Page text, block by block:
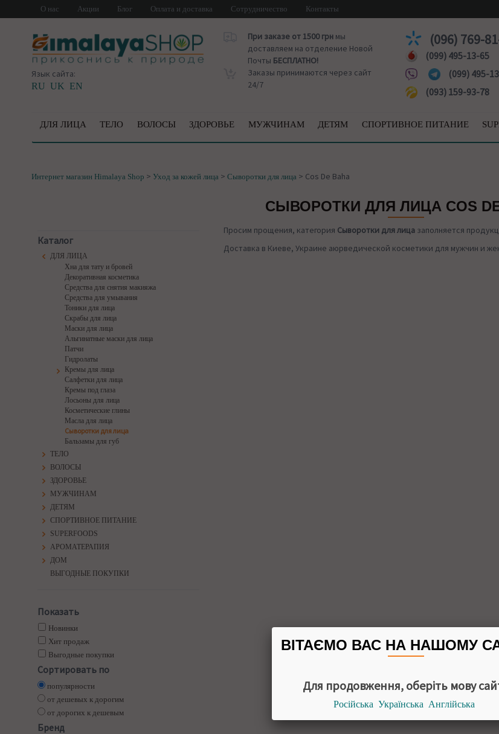
О нас Акции Блог Оплата и доставка Сотрудничество Контакты
Язык сайта:
RU UK EN
При заказе от 1500 грнмы
доставляем на отделение Новой
Почты БЕСПЛАТНО!
Заказы принимаются через сайт
24/7
(096) 769-
(099) 495-13-65
(099) 495-
(093) 159-93-78
ДЛЯ ЛИЦА ТЕЛО ВОЛОСЫ ЗДОРОВЬЕ МУЖЧИНАМ ДЕТЯМ СПОРТИВНОЕ ПИТАНИЕ
Интернет магазин Himalaya Shop > Уход за кожей лица > Сыворотки для лица > Cos De Baha
СЫВОРОТКИ ДЛЯ ЛИЦА COS
Каталог
ДЛЯ ЛИЦА
Хна для тату и бровей
Декоративная косметика
Средства для снятия макияжа
Средства для умывания
Тоники для лица
Скрабы для лица
Маски для лица
Альгинатные маски для лица
Патчи
Гидролаты
Кремы для лица
Салфетки для лица
Кремы под глаза
Лосьоны для лица
Косметические глины
Масла для лица
Сыворотки для лица
Бальзамы для губ
ТЕЛО
ВОЛОСЫ
ЗДОРОВЬЕ
МУЖЧИНАМ
ДЕТЯМ
СПОРТИВНОЕ ПИТАНИЕ
SUPERFOODS
АРОМАТЕРАПИЯ
ДОМ
ВЫГОДНЫЕ ПОКУПКИ
Показать
Новинки
Хит продаж
Выгодные покупки
Сортировать по
популярности
от дешевых к дорогим
от дорогих к дешевым
Бренд
Просим прощения, категория Сыворотки для лицазаполняется
Доставка в Киеве, Украине аюрведической косметики для мужчин и
ВІТАЄМО ВАС НА НАШОМУ
Для продовження, оберіть мову
Російська Українська Англійська